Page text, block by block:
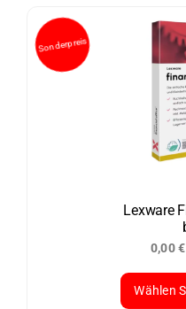
Lexware
0,00€
Wählen